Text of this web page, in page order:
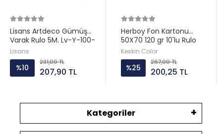
Lisans Artdeco Gümüş
Varak Rulo 5M. Lv-Y-100-
D24G
Lisans
%10
231,00 TL
207,90 TL
Herboy Fon Kartonu
50X70 120 gr 10'lu Rulo
Karışık Renkler
Keskin Color
%25
267,00 TL
200,25 TL
Kategoriler